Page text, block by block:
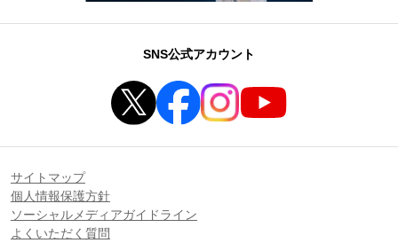
SNS公式アカウント
サイトマップ
個人情報保護方針
ソーシャルメディアガイドライン
よくいただく質問